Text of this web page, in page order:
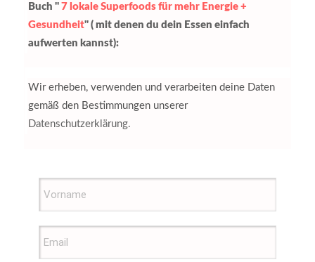
Buch " 7 lokale Superfoods für mehr Energie +
Gesundheit" ( mit denen du dein Essen einfach
aufwerten kannst):
Wir erheben, verwenden und verarbeiten deine Daten
gemäß den Bestimmungen unserer
Datenschutzerklärung.